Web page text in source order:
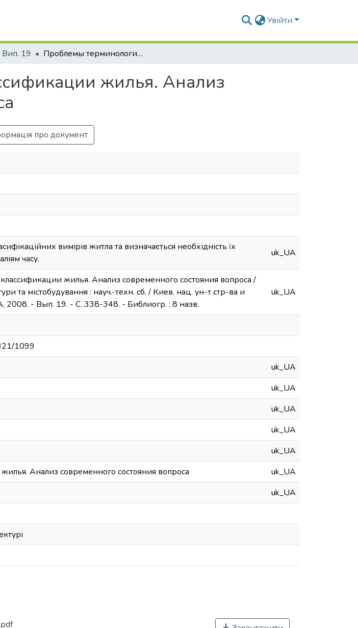
Увійти
Вип. 19 Проблемы терминологии и классификации жилья. Анализ современного состояния вопроса
жилья. Анализ
про документ
вимірів житла та визначається необхідність їх
часу.
uk_UA
жилья. Анализ современного состояния вопроса /
та містобудування : науч.-техн. сб. / Киев. нац. ун-т стр-ва и
2008. - Вып. 19. - С. 338-348. - Библиогр. : 8 назв.
uk_UA
1099
uk_UA
uk_UA
uk_UA
uk_UA
uk_UA
Анализ современного состояния вопроса
uk_UA
uk_UA